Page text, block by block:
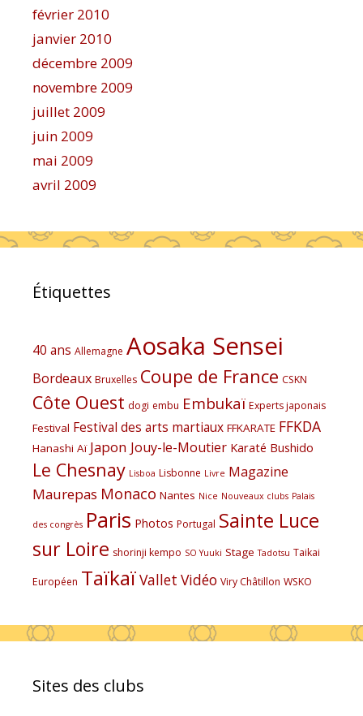
février 2010
janvier 2010
décembre 2009
novembre 2009
juillet 2009
juin 2009
mai 2009
avril 2009
Étiquettes
40 ans Allemagne Aosaka Sensei
Bordeaux Bruxelles Coupe de France CSKN
Côte Ouest dogi embu Embukaï Experts japonais
Festival Festival des arts martiaux FFKARATE FFKDA
Hanashi Aï Japon Jouy-le-Moutier Karaté Bushido
Le Chesnay Lisboa Lisbonne Livre Magazine
Maurepas Monaco Nantes Nice Nouveaux clubs Palais
des congrès Paris Photos Portugal Sainte Luce
sur Loire shorinji kempo SO Yuuki Stage Tadotsu Taikai
Européen TaïkaïVallet Vidéo Viry Châtillon WSKO
Sites des clubs